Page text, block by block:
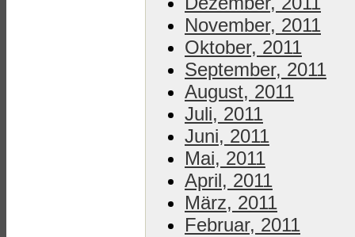
November, 2011
Oktober, 2011
September, 2011
August, 2011
Juli, 2011
Juni, 2011
Mai, 2011
April, 2011
März, 2011
Februar, 2011